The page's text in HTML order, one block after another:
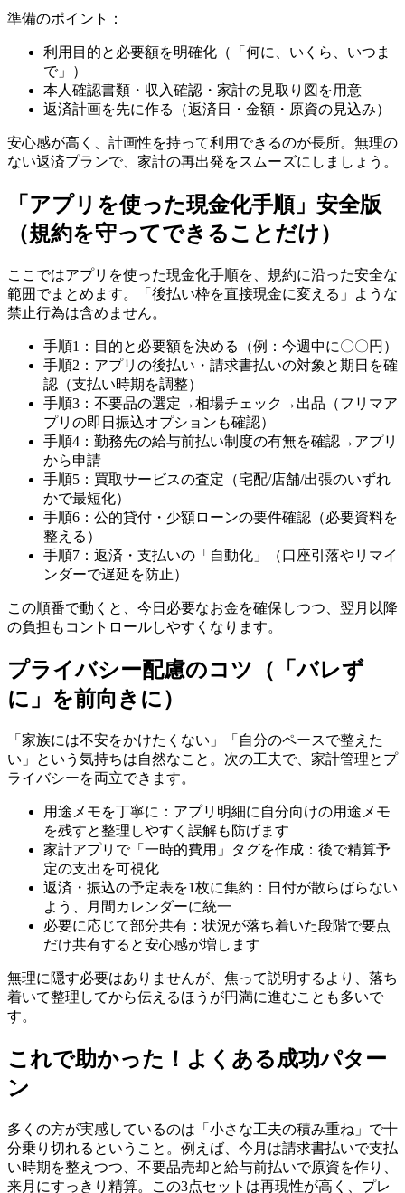
準備のポイント：
利用目的と必要額を明確化（「何に、いくら、いつま
で」）
本人確認書類・収入確認・家計の見取り図を用意
返済計画を先に作る（返済日・金額・原資の見込み）
安心感が高く、計画性を持って利用できるのが長所。無理の
ない返済プランで、家計の再出発をスムーズにしましょう。
「アプリを使った現金化手順」安全版
（規約を守ってできることだけ）
ここではアプリを使った現金化手順を、規約に沿った安全な
範囲でまとめます。「後払い枠を直接現金に変える」ような
禁止行為は含めません。
手順1：目的と必要額を決める（例：今週中に〇〇円）
手順2：アプリの後払い・請求書払いの対象と期日を確
認（支払い時期を調整）
手順3：不要品の選定→相場チェック→出品（フリマア
プリの即日振込オプションも確認）
手順4：勤務先の給与前払い制度の有無を確認→アプリ
から申請
手順5：買取サービスの査定（宅配/店舗/出張のいずれ
かで最短化）
手順6：公的貸付・少額ローンの要件確認（必要資料を
整える）
手順7：返済・支払いの「自動化」（口座引落やリマイ
ンダーで遅延を防止）
この順番で動くと、今日必要なお金を確保しつつ、翌月以降
の負担もコントロールしやすくなります。
プライバシー配慮のコツ（「バレず
に」を前向きに）
「家族には不安をかけたくない」「自分のペースで整えた
い」という気持ちは自然なこと。次の工夫で、家計管理とプ
ライバシーを両立できます。
用途メモを丁寧に：アプリ明細に自分向けの用途メモ
を残すと整理しやすく誤解も防げます
家計アプリで「一時的費用」タグを作成：後で精算予
定の支出を可視化
返済・振込の予定表を1枚に集約：日付が散らばらない
よう、月間カレンダーに統一
必要に応じて部分共有：状況が落ち着いた段階で要点
だけ共有すると安心感が増します
無理に隠す必要はありませんが、焦って説明するより、落ち
着いて整理してから伝えるほうが円満に進むことも多いで
す。
これで助かった！よくある成功パター
ン
多くの方が実感しているのは「小さな工夫の積み重ね」で十
分乗り切れるということ。例えば、今月は請求書払いで支払
い時期を整えつつ、不要品売却と給与前払いで原資を作り、
来月にすっきり精算。この3点セットは再現性が高く、プレ